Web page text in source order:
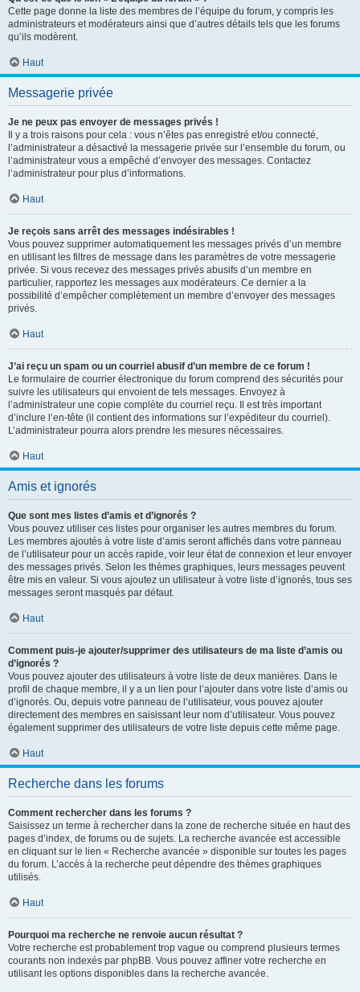
Cette page donne la liste des membres de l’équipe du forum, y compris les
administrateurs et modérateurs ainsi que d’autres détails tels que les forums
qu’ils modèrent.
Haut
Messagerie privée
Je ne peux pas envoyer de messages privés !
Il y a trois raisons pour cela : vous n’êtes pas enregistré et/ou connecté,
l’administrateur a désactivé la messagerie privée sur l’ensemble du forum, ou
l’administrateur vous a empêché d’envoyer des messages. Contactez
l’administrateur pour plus d’informations.
Haut
Je reçois sans arrêt des messages indésirables !
Vous pouvez supprimer automatiquement les messages privés d’un membre
en utilisant les filtres de message dans les paramètres de votre messagerie
privée. Si vous recevez des messages privés abusifs d’un membre en
particulier, rapportez les messages aux modérateurs. Ce dernier a la
possibilité d’empêcher complètement un membre d’envoyer des messages
privés.
Haut
J’ai reçu un spam ou un courriel abusif d’un membre de ce forum !
Le formulaire de courrier électronique du forum comprend des sécurités pour
suivre les utilisateurs qui envoient de tels messages. Envoyez à
l’administrateur une copie complète du courriel reçu. Il est très important
d’inclure l’en-tête (il contient des informations sur l’expéditeur du courriel).
L’administrateur pourra alors prendre les mesures nécessaires.
Haut
Amis et ignorés
Que sont mes listes d’amis et d’ignorés ?
Vous pouvez utiliser ces listes pour organiser les autres membres du forum.
Les membres ajoutés à votre liste d’amis seront affichés dans votre panneau
de l’utilisateur pour un accès rapide, voir leur état de connexion et leur envoyer
des messages privés. Selon les thèmes graphiques, leurs messages peuvent
être mis en valeur. Si vous ajoutez un utilisateur à votre liste d’ignorés, tous ses
messages seront masqués par défaut.
Haut
Comment puis-je ajouter/supprimer des utilisateurs de ma liste d’amis ou
d’ignorés ?
Vous pouvez ajouter des utilisateurs à votre liste de deux manières. Dans le
profil de chaque membre, il y a un lien pour l’ajouter dans votre liste d’amis ou
d’ignorés. Ou, depuis votre panneau de l’utilisateur, vous pouvez ajouter
directement des membres en saisissant leur nom d’utilisateur. Vous pouvez
également supprimer des utilisateurs de votre liste depuis cette même page.
Haut
Recherche dans les forums
Comment rechercher dans les forums ?
Saisissez un terme à rechercher dans la zone de recherche située en haut des
pages d’index, de forums ou de sujets. La recherche avancée est accessible
en cliquant sur le lien « Recherche avancée » disponible sur toutes les pages
du forum. L’accès à la recherche peut dépendre des thèmes graphiques
utilisés.
Haut
Pourquoi ma recherche ne renvoie aucun résultat ?
Votre recherche est probablement trop vague ou comprend plusieurs termes
courants non indexés par phpBB. Vous pouvez affiner votre recherche en
utilisant les options disponibles dans la recherche avancée.